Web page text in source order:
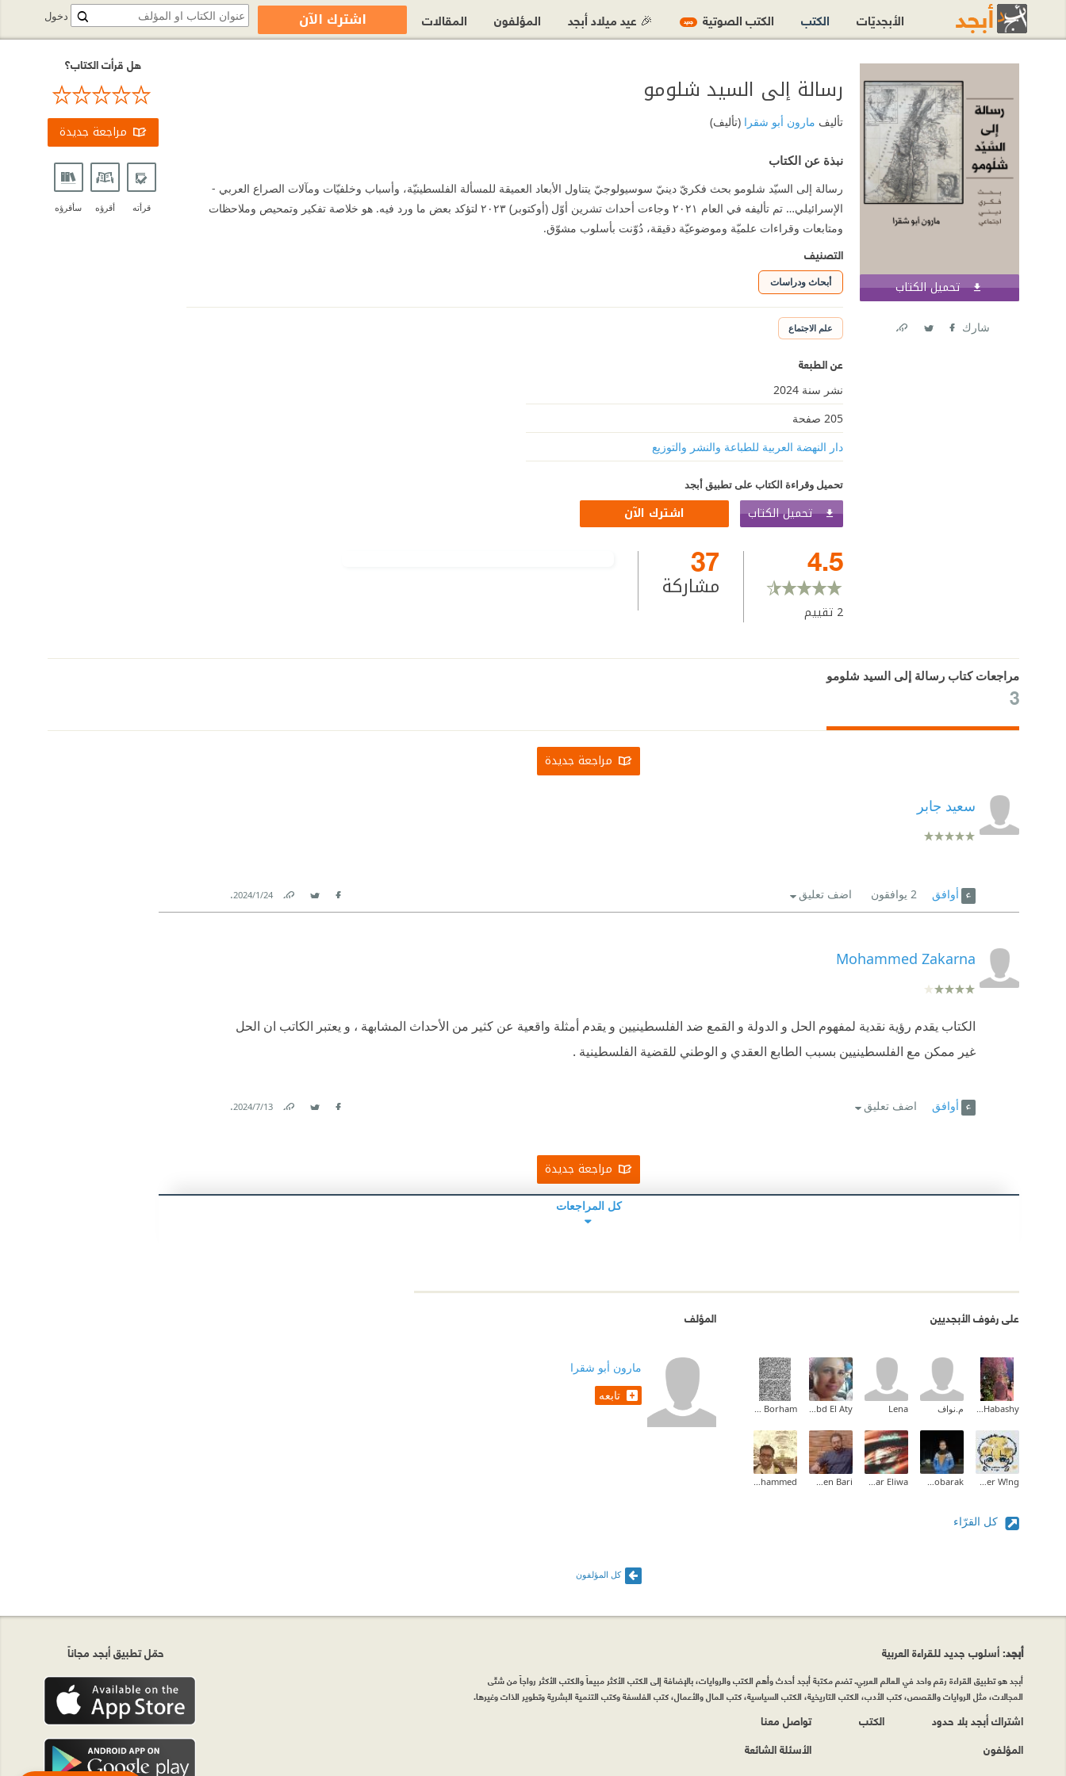
تحميل الكتاب اشترك الآن
شارك
رسالة إلى السيد شلومو
تأليف مارون أبو شقرا(تأليف)
نبذة عن الكتاب
رسالة إلى السيّد شلومو بحث فكريّ دينيّ سوسيولوجيّ يتناول الأبعاد العميقة للمسألة الفلسطينيّة، وأسباب وخلفيّات ومآلات الصراع العربي -
الإسرائيلي… تم تأليفه في العام ٢٠٢١ وجاءت أحداث تشرين أوّل (أوكتوبر) ٢٠٢٣ لتؤكد بعض ما ورد فيه. هو خلاصة تفكير وتمحيص وملاحظات
ومتابعات وقراءات علميّة وموضوعيّة دقيقة، دُوّنت بأسلوب مشوّق.
التصنيف
أبحاث ودراسات
علم الاجتماع
عن الطبعة
نشر سنة 2024
205 صفحة
دار النهضة العربية للطباعة والنشر والتوزيع
تحميل وقراءة الكتاب على تطبيق أبجد
تحميل الكتاب اشترك الآن
4.5
2 تقييم
37
مشاركة
هل قرأت الكتاب؟
مراجعة جديدة
قرأته أقرؤه سأقرؤه
مراجعات كتاب رسالة إلى السيد شلومو
3
مراجعة جديدة
سعيد جابر
Facebook
Twitter
Link
24‏/1‏/2024
. أوافق 2 يوافقون اضف تعليق
Mohammed Zakarna
الكتاب يقدم رؤية نقدية لمفهوم الحل و الدولة و القمع ضد الفلسطينيين و يقدم أمثلة واقعية عن كثير من الأحداث المشابهة ، و يعتبر الكاتب ان الحل
غير ممكن مع الفلسطينيين بسبب الطابع العقدي و الوطني للقضية الفلسطينية .
13‏/7‏/2024
. أوافق اضف تعليق
مراجعة جديدة
كل المراجعات
على رفوف الأبجديين
Mohamed Habashy م.نواف Lena
Rania Abd El Aty
Ahmad Borham
SilVer W!ng
Mena Mobarak
Omar Eliwa
Momen Bari
Fahad Mohammed
كل القرّاء
المؤلف
مارون أبو شقرا
تابعه
كل المؤلفون
دخول الأبجديّات الكتب الكتب الصوتية جديد 🎉 عيد ميلاد أبجد المؤلفون المقالات اشترك الآن
حمّل تطبيق أبجد مجاناً أبجد: أسلوب جديد للقراءة العربية
أبجد هو تطبيق القراءة رقم واحد في العالم العربي. تضم مكتبة أبجد أحدث وأهم الكتب والروايات، بالإضافة إلى الكتب الأكثر مبيعاً والكتب الأكثر رواجاً من شتّى
المجالات، مثل الروايات والقصص، كتب الأدب، الكتب التاريخية، الكتب السياسية، كتب المال والأعمال، كتب الفلسفة وكتب التنمية البشرية وتطوير الذات وغيرها.
اشتراك أبجد بلا حدود
المؤلفون
الكتب
تواصل معنا
الأسئلة الشائعة